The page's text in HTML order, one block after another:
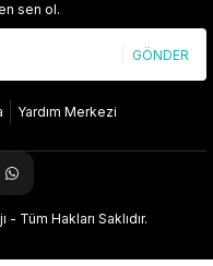
sen ol.
GÖNDER
Yardım Merkezi
Tüm Hakları Saklıdır.